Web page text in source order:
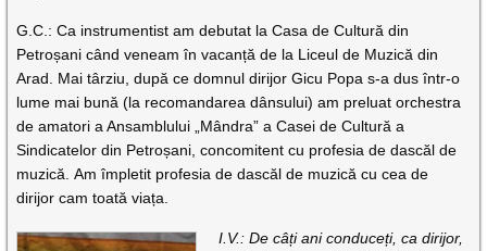
G.C.: Ca instrumentist am debutat la Casa de Cultură din
Petroșani când veneam în vacanță de la Liceul de Muzică din
Arad. Mai târziu, după ce domnul dirijor Gicu Popa s-a dus într-o
lume mai bună (la recomandarea dânsului) am preluat orchestra
de amatori a Ansamblului „Mândra” a Casei de Cultură a
Sindicatelor din Petroșani, concomitent cu profesia de dascăl de
muzică. Am împletit profesia de dascăl de muzică cu cea de
dirijor cam toată viața.
I.V.: De câți ani conduceți, ca dirijor,